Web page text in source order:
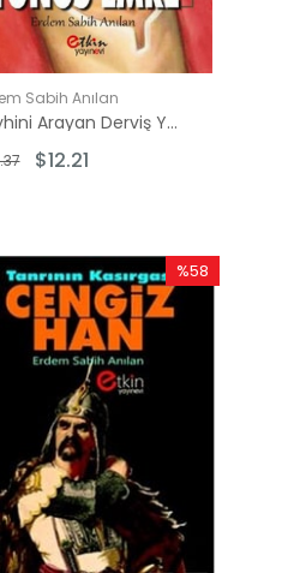
Sabih Anılan
Şeyhini Arayan Derviş Yunus Emre
$12.21
%58
İndirim